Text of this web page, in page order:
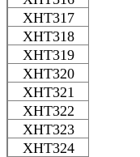
XHT317
XHT318
XHT319
XHT320
XHT321
XHT322
XHT323
XHT324